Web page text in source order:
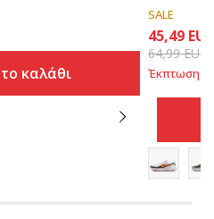
καλάθι
SALE
45,49 EUR
64,99EUR
Έκπτωση30